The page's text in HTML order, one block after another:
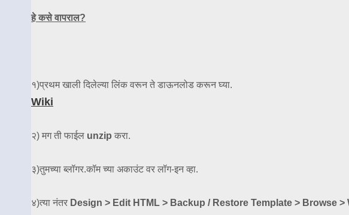
हे कसे वापराल?
१)प्रथम खाली दिलेल्या लिंक वरून ते डाऊनलोड करून घ्या.
Wiki
२) मग ती फाईल unzip करा.
३)तुमच्या ब्लॉगर.कॉम च्या अकाउंट वर लॉग-इन व्हा.
४)त्या नंतर Design > Edit HTML > Backup / Restore Template > Browse >